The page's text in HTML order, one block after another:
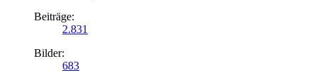
Beiträge:
2.831
Bilder:
683